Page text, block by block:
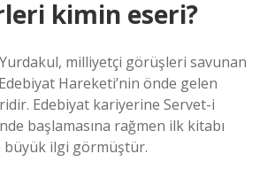
kimin eseri?
milliyetçi görüşleri savunan
Hareketi’nin önde gelen
Edebiyat kariyerine Servet-i
başlamasına rağmen ilk kitabı
büyük ilgi görmüştür.